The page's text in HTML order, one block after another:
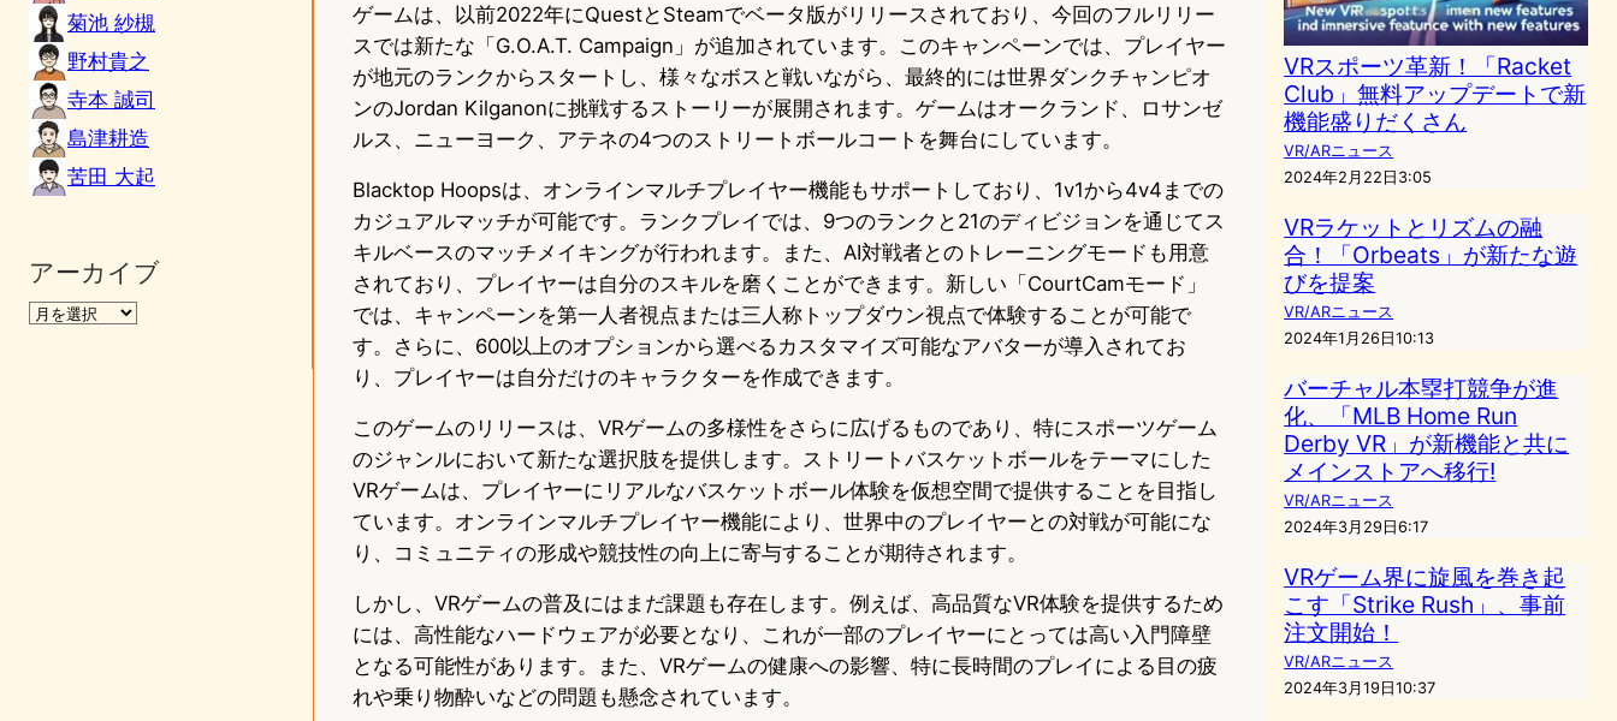
菊池 紗槻
野村貴之
寺本 誠司
島津耕造
苦田 大起
アーカイブ
ゲームは、以前2022年にQuestとSteamでベータ版がリリースされており、今回のフルリリー
スでは新たな「G.O.A.T. Campaign」が追加されています。このキャンペーンでは、プレイヤー
が地元のランクからスタートし、様々なボスと戦いながら、最終的には世界ダンクチャンピオ
ンのJordan Kilganonに挑戦するストーリーが展開されます。ゲームはオークランド、ロサンゼ
ルス、ニューヨーク、アテネの4つのストリートボールコートを舞台にしています。
Blacktop Hoopsは、オンラインマルチプレイヤー機能もサポートしており、1v1から4v4までの
カジュアルマッチが可能です。ランクプレイでは、9つのランクと21のディビジョンを通じてス
キルベースのマッチメイキングが行われます。また、AI対戦者とのトレーニングモードも用意
されており、プレイヤーは自分のスキルを磨くことができます。新しい「CourtCamモード」
では、キャンペーンを第一人者視点または三人称トップダウン視点で体験することが可能で
す。さらに、600以上のオプションから選べるカスタマイズ可能なアバターが導入されてお
り、プレイヤーは自分だけのキャラクターを作成できます。
このゲームのリリースは、VRゲームの多様性をさらに広げるものであり、特にスポーツゲーム
のジャンルにおいて新たな選択肢を提供します。ストリートバスケットボールをテーマにした
VRゲームは、プレイヤーにリアルなバスケットボール体験を仮想空間で提供することを目指し
ています。オンラインマルチプレイヤー機能により、世界中のプレイヤーとの対戦が可能にな
り、コミュニティの形成や競技性の向上に寄与することが期待されます。
しかし、VRゲームの普及にはまだ課題も存在します。例えば、高品質なVR体験を提供するため
には、高性能なハードウェアが必要となり、これが一部のプレイヤーにとっては高い入門障壁
となる可能性があります。また、VRゲームの健康への影響、特に長時間のプレイによる目の疲
れや乗り物酔いなどの問題も懸念されています。
VRスポーツ革新！「Racket
Club」無料アップデートで新
機能盛りだくさん
VR/ARニュース
2024年2月22日3:05
VRラケットとリズムの融
合！「Orbeats」が新たな遊
びを提案
VR/ARニュース
2024年1月26日10:13
バーチャル本塁打競争が進
化、「MLB Home Run
Derby VR」が新機能と共に
メインストアへ移行!
VR/ARニュース
2024年3月29日6:17
VRゲーム界に旋風を巻き起
こす「Strike Rush」、事前
注文開始！
VR/ARニュース
2024年3月19日10:37